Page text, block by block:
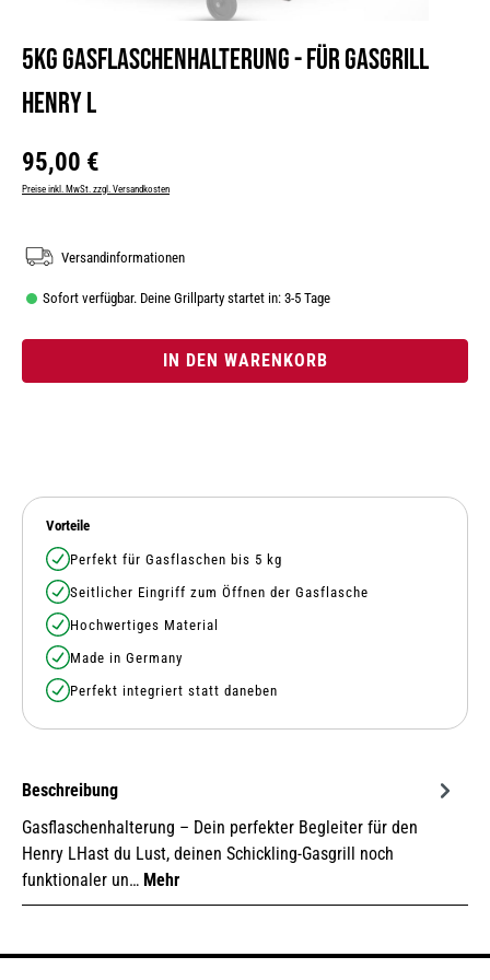
5kg Gasflaschenhalterung - für Gasgrill
Henry L
Regulärer Preis:
95,00 €
Preise inkl. MwSt. zzgl. Versandkosten
Versandinformationen
Sofort verfügbar. Deine Grillparty startet in: 3-5 Tage
IN DEN WARENKORB
Vorteile
Perfekt für Gasflaschen bis 5 kg
Seitlicher Eingriff zum Öffnen der Gasflasche
Hochwertiges Material
Made in Germany
Perfekt integriert statt daneben
Beschreibung
Gasflaschenhalterung – Dein perfekter Begleiter für den
Henry LHast du Lust, deinen Schickling-Gasgrill noch
funktionaler un… Mehr